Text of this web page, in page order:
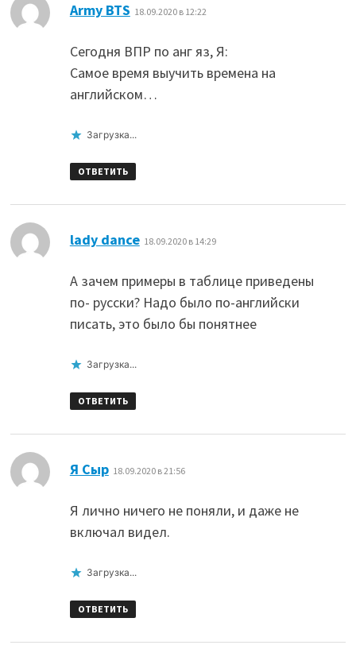
Army BTS 18.09.2020 в 12:22
Сегодня ВПР по анг яз, Я:
Самое время выучить времена на
английском…
Загрузка...
ОТВЕТИТЬ
lady dance: 18.09.2020 в 14:29
А зачем примеры в таблице приведены
по- русски? Надо было по-английски
писать, это было бы понятнее
Загрузка...
ОТВЕТИТЬ
Я Сыр: 18.09.2020 в 21:56
Я лично ничего не поняли, и даже не
включал видел.
Загрузка...
ОТВЕТИТЬ